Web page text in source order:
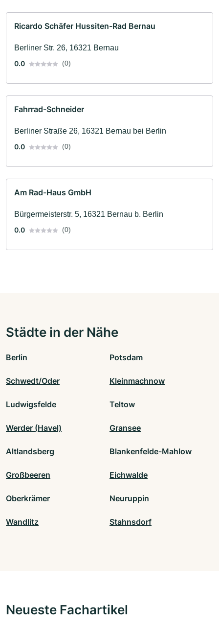
Ricardo Schäfer Hussiten-Rad Bernau
Berliner Str. 26, 16321 Bernau
0.0
(0)
Fahrrad-Schneider
Berliner Straße 26, 16321 Bernau bei Berlin
0.0
(0)
Am Rad-Haus GmbH
Bürgermeisterstr. 5, 16321 Bernau b. Berlin
0.0
(0)
Städte in der Nähe
Berlin Potsdam
Schwedt/Oder Kleinmachnow
Ludwigsfelde Teltow
Werder (Havel) Gransee
Altlandsberg Blankenfelde-Mahlow
Großbeeren Eichwalde
Oberkrämer Neuruppin
Wandlitz Stahnsdorf
Neueste Fachartikel